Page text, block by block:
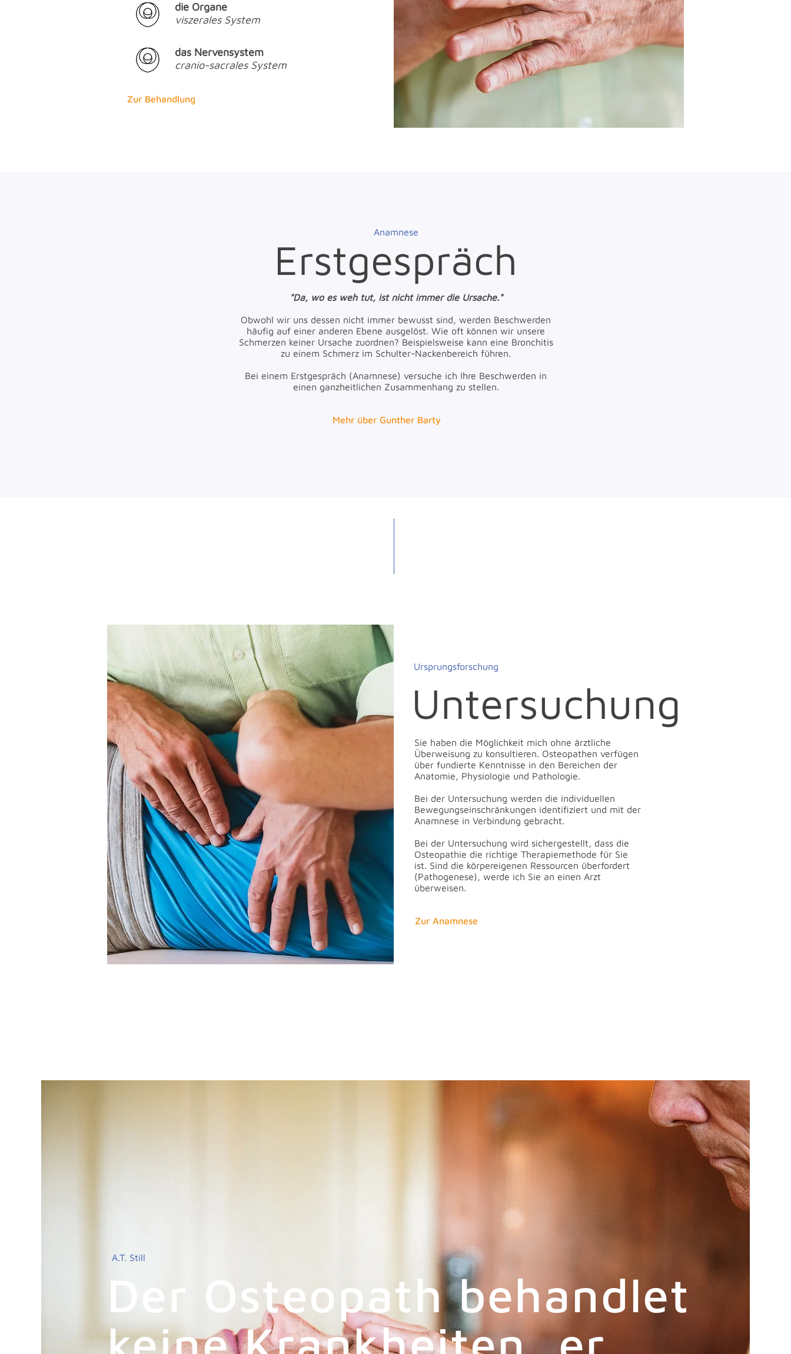
die Organe
viszerales System
das Nervensystem
cranio-sacrales System
Zur Behandlung
Anamnese
Erstgespräch
"Da, wo es weh tut, ist nicht immer die Ursache."
Obwohl wir uns dessen nicht immer bewusst sind, werden Beschwerden
häufig auf einer anderen Ebene ausgelöst. Wie oft können wir unsere
Schmerzen keiner Ursache zuordnen? Beispielsweise kann eine Bronchitis
zu einem Schmerz im Schulter-Nackenbereich führen.
Bei einem Erstgespräch (Anamnese) versuche ich Ihre Beschwerden in
einen ganzheitlichen Zusammenhang zu stellen.
Mehr über Gunther Barty
Ursprungsforschung
Untersuchung
Sie haben die Möglichkeit mich ohne ärztliche
Überweisung zu konsultieren. Osteopathen verfügen
über fundierte Kenntnisse in den Bereichen der
Anatomie, Physiologie und Pathologie.
Bei der Untersuchung werden die individuellen
Bewegungseinschränkungen identifiziert und mit der
Anamnese in Verbindung gebracht.
Bei der Untersuchung wird sichergestellt, dass die
Osteopathie die richtige Therapiemethode für Sie
ist. Sind die körpereigenen Ressourcen überfordert
(Pathogenese), werde ich Sie an einen Arzt
überweisen.
Zur Anamnese
A.T. Still
Der Osteopath behandlet